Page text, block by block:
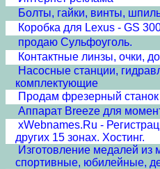
Болты, гайки, винты,
Коробка для Lexus - GS
продаю Сульфоуголь.
Контактные линзы, очки,
Насосные станции,
комплектующие
Продам фрезерный
Аппарат Breeze для
xWebnames.Ru -
других 15 зонах. Хостинг.
Изготовление медалей из
спортивные, юбилейные,